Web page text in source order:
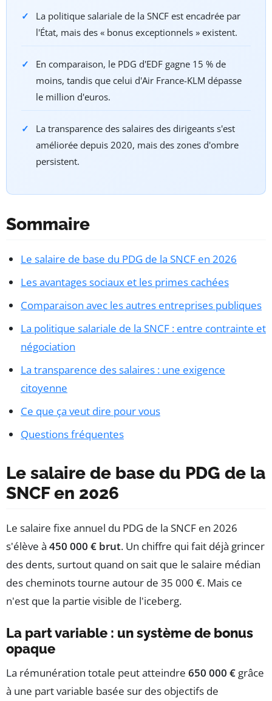
La politique salariale de la SNCF est encadrée par
l'État, mais des « bonus exceptionnels » existent.
En comparaison, le PDG d'EDF gagne 15 % de
moins, tandis que celui d'Air France-KLM dépasse
le million d'euros.
La transparence des salaires des dirigeants s'est
améliorée depuis 2020, mais des zones d'ombre
persistent.
Sommaire
Le salaire de base du PDG de la SNCF en 2026
Les avantages sociaux et les primes cachées
Comparaison avec les autres entreprises publiques
La politique salariale de la SNCF : entre contrainte et
négociation
La transparence des salaires : une exigence
citoyenne
Ce que ça veut dire pour vous
Questions fréquentes
Le salaire de base du PDG de la
SNCF en 2026
Le salaire fixe annuel du PDG de la SNCF en 2026
s'élève à 450 000 € brut. Un chiffre qui fait déjà grincer
des dents, surtout quand on sait que le salaire médian
des cheminots tourne autour de 35 000 €. Mais ce
n'est que la partie visible de l'iceberg.
La part variable : un système de bonus
opaque
La rémunération totale peut atteindre 650 000 € grâce
à une part variable basée sur des objectifs de